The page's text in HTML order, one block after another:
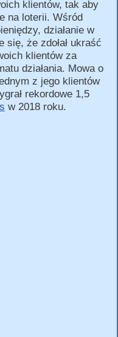
klientów, tak aby
na loterii. Wśród
działanie w
że zdołał ukraść
klientów za
działania. Mowa o
z jego klientów
rekordowe 1,5
w 2018 roku.